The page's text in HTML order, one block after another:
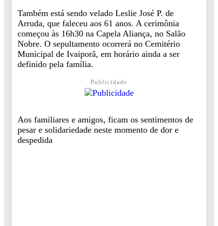
Também está sendo velado Leslie José P. de
Arruda, que faleceu aos 61 anos. A cerimônia
começou às 16h30 na Capela Aliança, no Salão
Nobre. O sepultamento ocorrerá no Cemitério
Municipal de Ivaiporã, em horário ainda a ser
definido pela família.
Publicidade
Aos familiares e amigos, ficam os sentimentos de
pesar e solidariedade neste momento de dor e
despedida